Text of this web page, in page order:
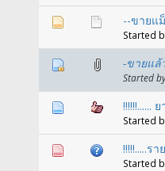
--ขายแ
Started
-ขายแล้
Started
!!!!!!......
Started
!!!!!.....ร
Started